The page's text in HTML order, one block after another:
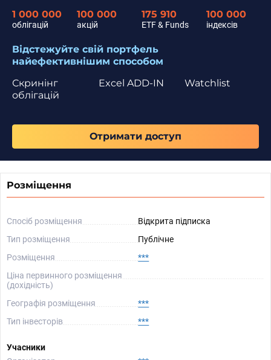
1 000 000
облігацій
100 000
акцій
175 910
ETF & Funds
100 000
індексів
Відстежуйте свій портфель
найефективнішим способом
Скринінг
облігацій
Watchlist
Excel ADD-IN
Отримати доступ
Розміщення
Спосіб розміщення
Відкрита підписка
Тип розміщення
Публічне
Розміщення
***
Ціна первинного розміщення
(дохідність)
Географія розміщення
***
Тип інвесторів
***
Учасники